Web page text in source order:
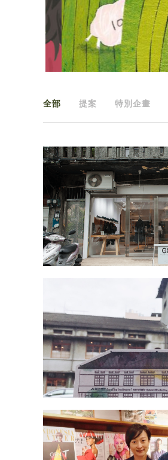
全部 提案 特別企畫